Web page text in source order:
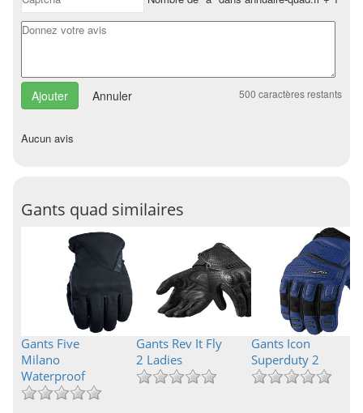
Annuler 500 caractères restants
Aucun avis
Gants quad similaires
Gants Five
Milano
Waterproof
Gants Rev It Fly
2 Ladies
Gants Icon
Superduty 2